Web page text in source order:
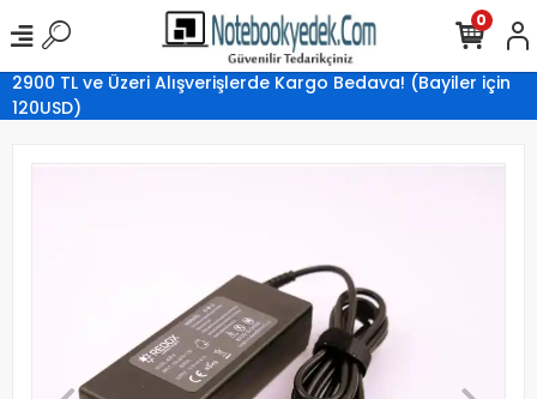
2900 TL ve Üzeri Alışverişlerde Kargo Bedava! (Bayiler için
120USD)
0